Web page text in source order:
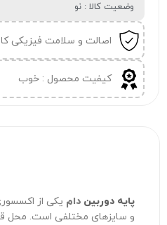
وضعیت کالا : نو
اصالت و سلامت فیزیکی
کیفیت محصول : خوب
پایه دوربین دام یکی از
و سایزهای مختلفی است. محل